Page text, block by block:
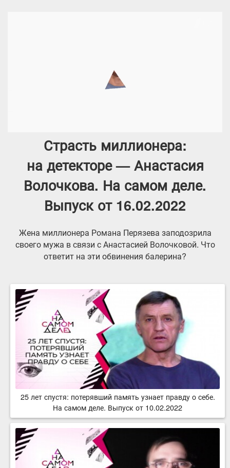
Страсть миллионера:
на детекторе — Анастасия
Волочкова. На самом деле.
Выпуск от 16.02.2022
Жена миллионера Романа Перязева заподозрила
своего мужа в связи с Анастасией Волочковой. Что
ответит на эти обвинения балерина?
25 лет спустя: потерявший память узнает правду о себе.
На самом деле. Выпуск от 10.02.2022